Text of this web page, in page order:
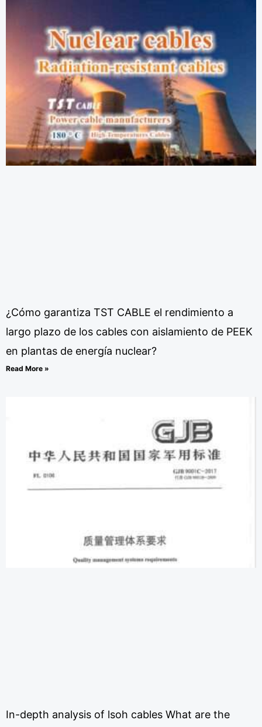
¿Cómo garantiza TST CABLE el rendimiento a
largo plazo de los cables con aislamiento de PEEK
en plantas de energía nuclear?
Read More »
In-depth analysis of lsoh cables What are the